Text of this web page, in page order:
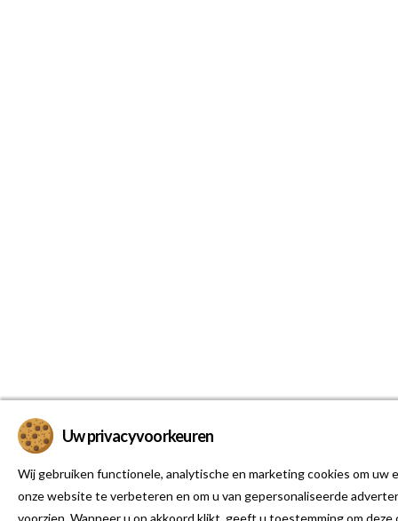
Uw privacyvoorkeuren
Wij gebruiken functionele, analytische en marketing cookies om uw
onze website te verbeteren en om u van gepersonaliseerde
voorzien. Wanneer u op akkoord klikt, geeft u toestemming om deze